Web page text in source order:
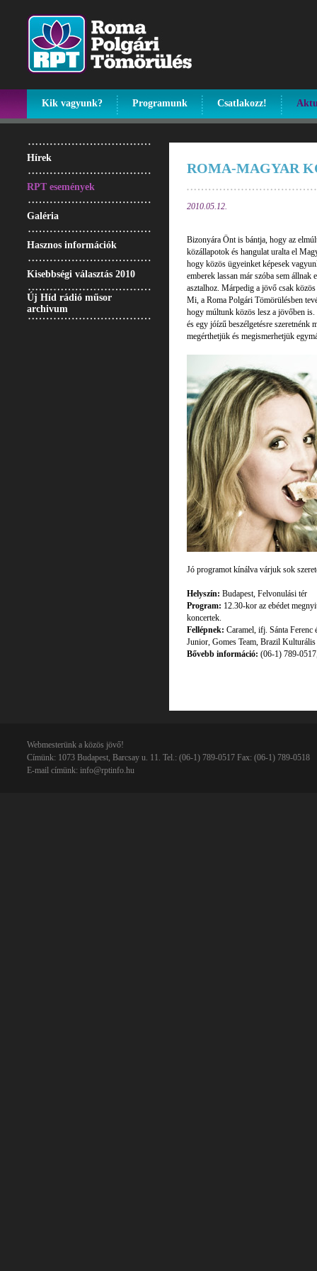
Kik vagyunk? Programunk Csatlakozz!
Hírek
RPT események
Galéria
Hasznos információk
Kisebbségi választás 2010
Új Híd rádió műsor
archivum
ROMA-MAGYAR
2010.05.12.
Bizonyára Önt is bántja, hogy az
közállapotok és hangulat uralta el
hogy közös ügyeinket képesek
emberek lassan már szóba sem
asztalhoz. Márpedig a jövő csak
Mi, a Roma Polgári Tömörülésben
hogy múltunk közös lesz a jövőben is.
és egy jóízű beszélgetésre
megérthetjük és megismerhetjük
Jó programot kínálva várjuk sok
Helyszín: Budapest, Felvonulási tér
Program: 12.30-kor az ebédet
koncertek.
Fellépnek: Caramel, ifj. Sánta Ferenc
Junior, Gomes Team, Brazil
Bővebb információ: (06-1) 789-
Webmesterünk a közös jövő!
Címünk: 1073 Budapest, Barcsay u. 11. Tel.: (06-1) 789-0517 Fax: (06-1) 789-0518
E-mail címünk: info@rptinfo.hu